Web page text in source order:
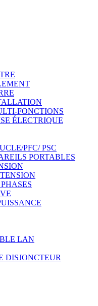
FONCTIONS
ÉLECTRIQUE
PFC/ PSC
PORTABLES
LAN
DISJONCTEUR